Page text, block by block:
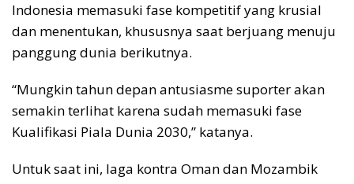
Indonesia memasuki fase kompetitif yang krusial
dan menentukan, khususnya saat berjuang menuju
panggung dunia berikutnya.
“Mungkin tahun depan antusiasme suporter akan
semakin terlihat karena sudah memasuki fase
Kualifikasi Piala Dunia 2030,” katanya.
Untuk saat ini, laga kontra Oman dan Mozambik